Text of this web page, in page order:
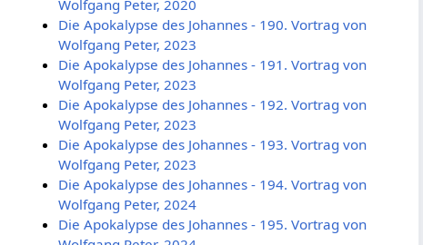
Wolfgang Peter, 2020
Die Apokalypse des Johannes - 190. Vortrag von
Wolfgang Peter, 2023
Die Apokalypse des Johannes - 191. Vortrag von
Wolfgang Peter, 2023
Die Apokalypse des Johannes - 192. Vortrag von
Wolfgang Peter, 2023
Die Apokalypse des Johannes - 193. Vortrag von
Wolfgang Peter, 2023
Die Apokalypse des Johannes - 194. Vortrag von
Wolfgang Peter, 2024
Die Apokalypse des Johannes - 195. Vortrag von